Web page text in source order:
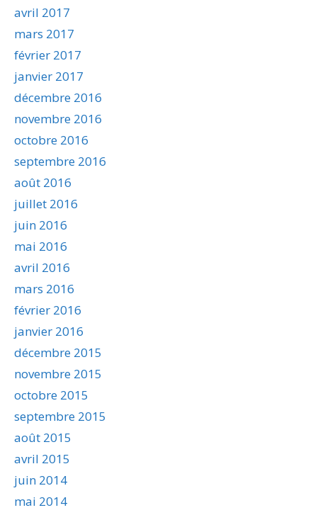
avril 2017
mars 2017
février 2017
janvier 2017
décembre 2016
novembre 2016
octobre 2016
septembre 2016
août 2016
juillet 2016
juin 2016
mai 2016
avril 2016
mars 2016
février 2016
janvier 2016
décembre 2015
novembre 2015
octobre 2015
septembre 2015
août 2015
avril 2015
juin 2014
mai 2014